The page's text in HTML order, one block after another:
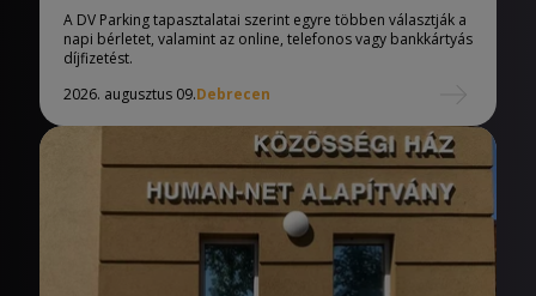
A DV Parking tapasztalatai szerint egyre többen választják a
napi bérletet, valamint az online, telefonos vagy bankkártyás
díjfizetést.
2026. augusztus 09.Debrecen